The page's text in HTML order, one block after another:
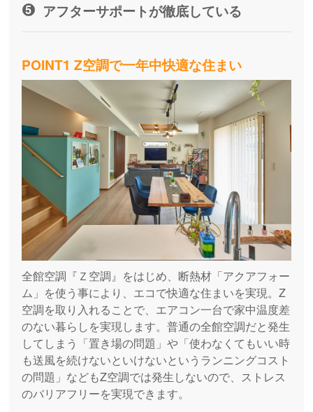
アフターサポートが徹底している
POINT1 Z空調で一年中快適な住まい
全館空調『Ｚ空調』をはじめ、断熱材「アクアフォー
ム」を使う事により、エコで快適な住まいを実現。Z
空調を取り入れることで、エアコン一台で家中温度差
のない暮らしを実現します。普通の全館空調だと発生
してしまう「置き場の問題」や「使わなくてもいい時
も送風を続けないといけないというランニングコスト
の問題」などもZ空調では発生しないので、ストレス
のバリアフリーを実現できます。